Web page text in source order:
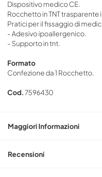
Dispositivo medico CE.
Rocchetto in TNT
Pratici per il fissaggio di
- Adesivo ipoallergenico.
- Supporto in tnt.
Formato
Confezione da 1 Rocchetto.
Cod.7596430
Maggiori Informazioni
Recensioni